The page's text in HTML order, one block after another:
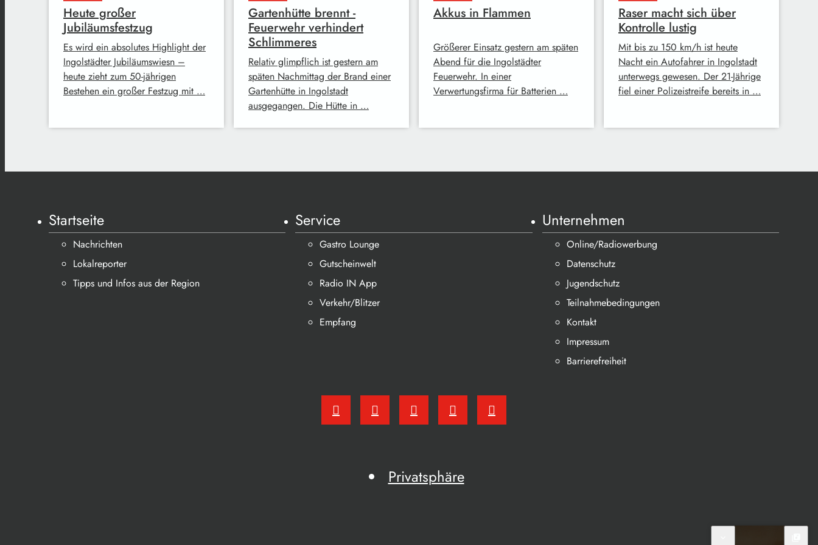
Heute großer
Jubiläumsfestzug
Es wird ein absolutes Highlight der
Ingolstädter Jubiläumswiesn –
heute zieht zum 50-jährigen
Bestehen ein großer Festzug mit …
Gartenhütte brennt -
Feuerwehr verhindert
Schlimmeres
Relativ glimpflich ist gestern am
späten Nachmittag der Brand einer
Gartenhütte in Ingolstadt
ausgegangen. Die Hütte in …
Akkus in Flammen
Größerer Einsatz gestern am späten
Abend für die Ingolstädter
Feuerwehr. In einer
Verwertungsfirma für Batterien …
Raser macht sich über
Kontrolle lustig
Mit bis zu 150 km/h ist heute
Nacht ein Autofahrer in Ingolstadt
unterwegs gewesen. Der 21-Jährige
fiel einer Polizeistreife bereits in …
Startseite
Nachrichten
Lokalreporter
Tipps und Infos aus der Region
Service
Gastro Lounge
Gutscheinwelt
Radio IN App
Verkehr/Blitzer
Empfang
Unternehmen
Online/Radiowerbung
Datenschutz
Jugendschutz
Teilnahmebedingungen
Kontakt
Impressum
Barrierefreiheit
Privatsphäre